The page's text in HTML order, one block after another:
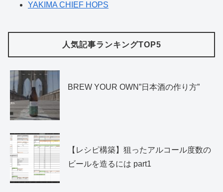
YAKIMA CHIEF HOPS
人気記事ランキングTOP5
BREW YOUR OWN”日本酒の作り方”
【レシピ構築】狙ったアルコール度数の
ビールを造るには part1